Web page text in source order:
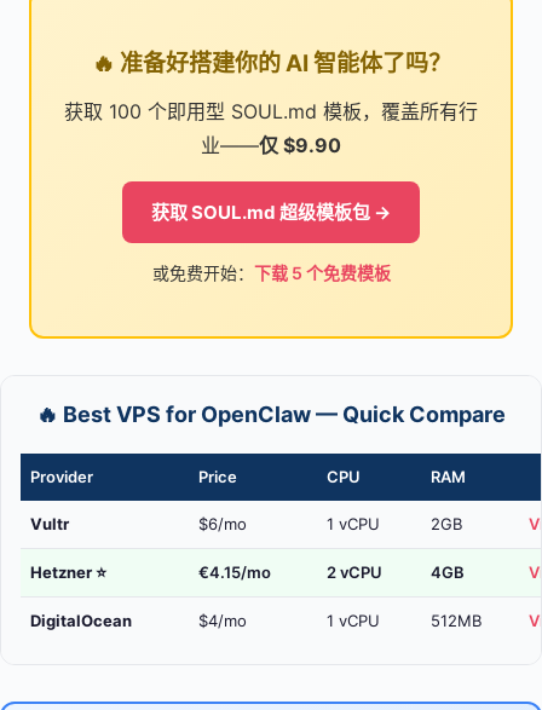
🔥 准备好搭建你的 AI 智能体了吗？
获取 100 个即用型 SOUL.md 模板，覆盖所有行
业——仅 $9.90
获取 SOUL.md 超级模板包 →
或免费开始： 下载 5 个免费模板
🔥 Best VPS for OpenClaw — Quick Compare
Provider Price CPU RAM
Vultr $6/mo 1 vCPU 2GB
Hetzner⭐ €4.15/mo 2 vCPU 4GB
DigitalOcean $4/mo 1 vCPU 512MB